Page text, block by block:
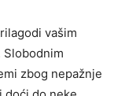
vašim
zbog nepažnje